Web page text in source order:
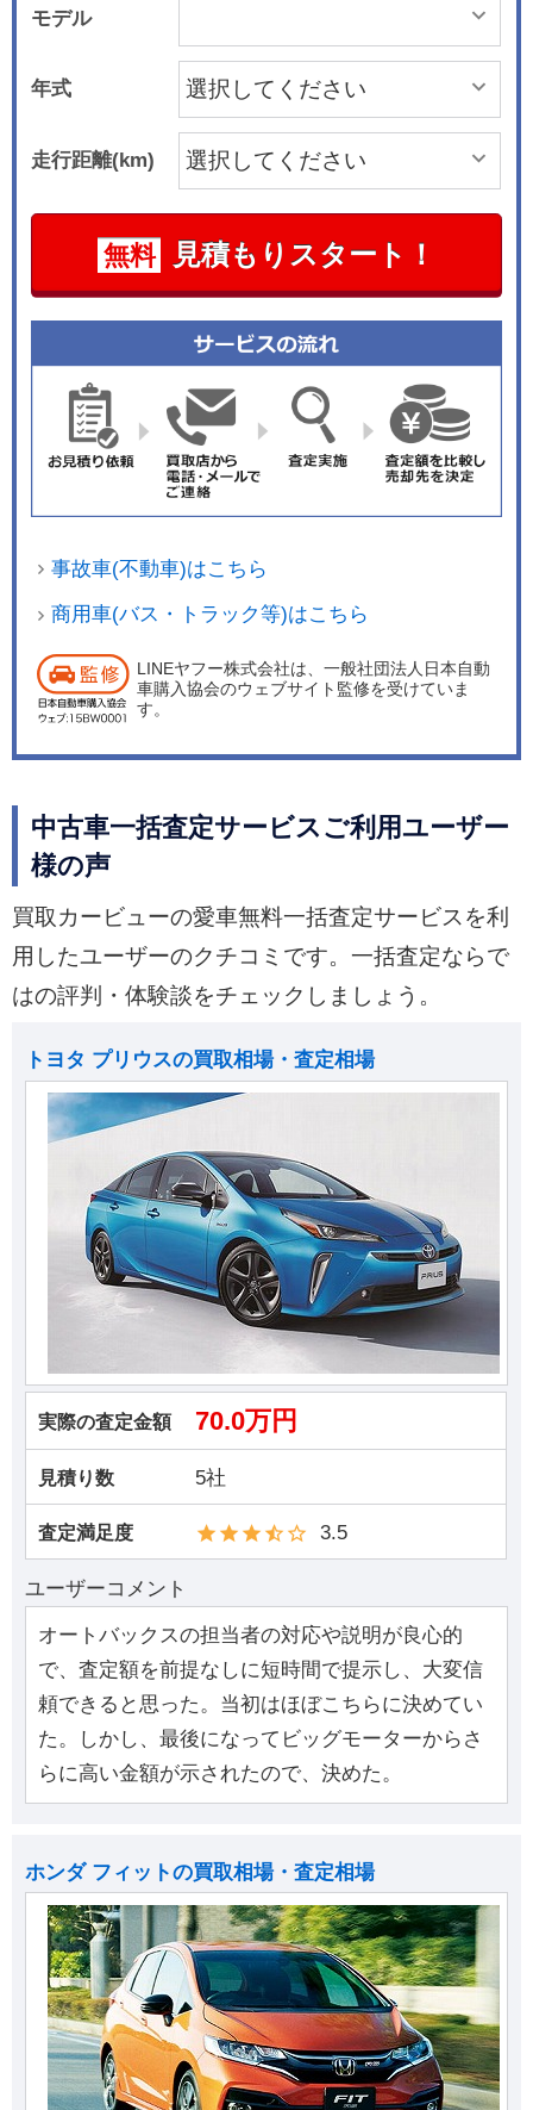
モデル
年式
走行距離(km)
無料 見積もりスタート！
事故車(不動車)はこちら
商用車(バス・トラック等)はこちら
LINEヤフー株式会社は、一般社団法人日本自動
車購入協会のウェブサイト監修を受けていま
す。
中古車一括査定サービスご利用ユーザー
様の声
買取カービューの愛車無料一括査定サービスを利
用したユーザーのクチコミです。一括査定ならで
はの評判・体験談をチェックしましょう。
トヨタ プリウスの買取相場・査定相場
実際の査定金額 70.0万円
見積り数 5社
査定満足度 3.5
ユーザーコメント
オートバックスの担当者の対応や説明が良心的
で、査定額を前提なしに短時間で提示し、大変信
頼できると思った。当初はほぼこちらに決めてい
た。しかし、最後になってビッグモーターからさ
らに高い金額が示されたので、決めた。
ホンダ フィットの買取相場・査定相場